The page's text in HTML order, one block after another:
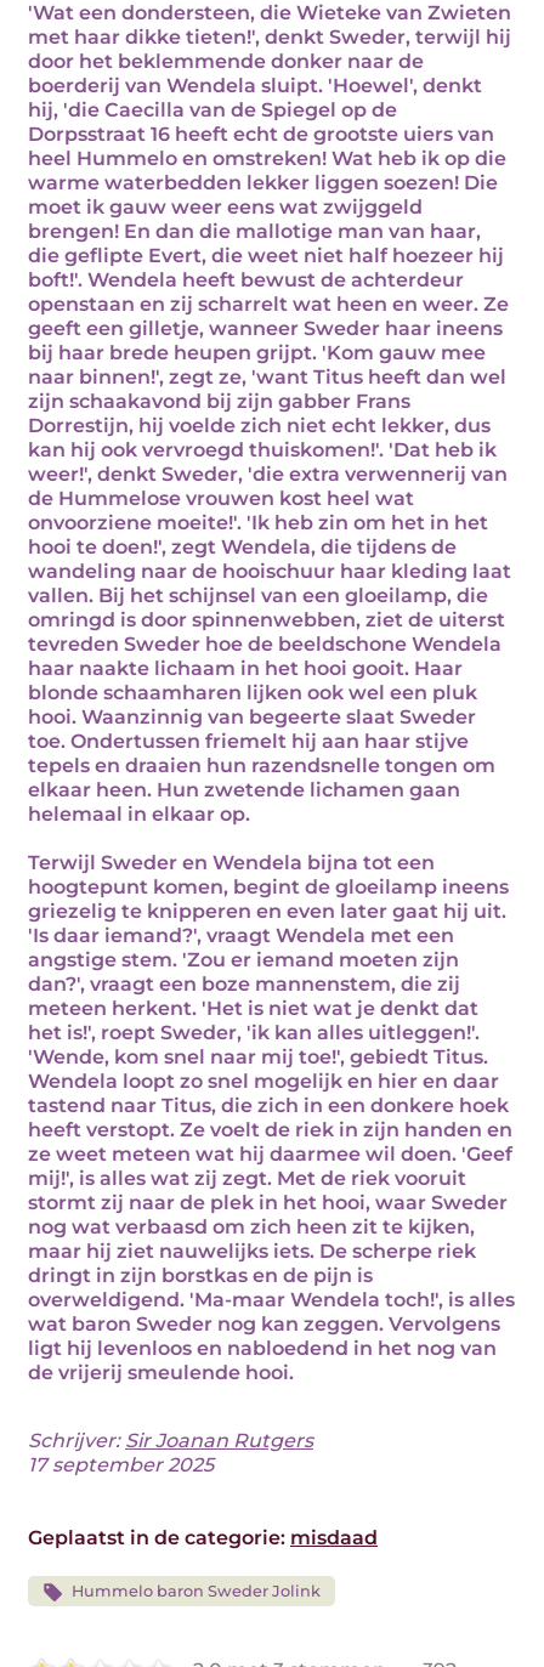
'Wat een dondersteen, die Wieteke van Zwieten
met haar dikke tieten!', denkt Sweder, terwijl hij
door het beklemmende donker naar de
boerderij van Wendela sluipt. 'Hoewel', denkt
hij, 'die Caecilla van de Spiegel op de
Dorpsstraat 16 heeft echt de grootste uiers van
heel Hummelo en omstreken! Wat heb ik op die
warme waterbedden lekker liggen soezen! Die
moet ik gauw weer eens wat zwijggeld
brengen! En dan die mallotige man van haar,
die geflipte Evert, die weet niet half hoezeer hij
boft!'. Wendela heeft bewust de achterdeur
openstaan en zij scharrelt wat heen en weer. Ze
geeft een gilletje, wanneer Sweder haar ineens
bij haar brede heupen grijpt. 'Kom gauw mee
naar binnen!', zegt ze, 'want Titus heeft dan wel
zijn schaakavond bij zijn gabber Frans
Dorrestijn, hij voelde zich niet echt lekker, dus
kan hij ook vervroegd thuiskomen!'. 'Dat heb ik
weer!', denkt Sweder, 'die extra verwennerij van
de Hummelose vrouwen kost heel wat
onvoorziene moeite!'. 'Ik heb zin om het in het
hooi te doen!', zegt Wendela, die tijdens de
wandeling naar de hooischuur haar kleding laat
vallen. Bij het schijnsel van een gloeilamp, die
omringd is door spinnenwebben, ziet de uiterst
tevreden Sweder hoe de beeldschone Wendela
haar naakte lichaam in het hooi gooit. Haar
blonde schaamharen lijken ook wel een pluk
hooi. Waanzinnig van begeerte slaat Sweder
toe. Ondertussen friemelt hij aan haar stijve
tepels en draaien hun razendsnelle tongen om
elkaar heen. Hun zwetende lichamen gaan
helemaal in elkaar op.
Terwijl Sweder en Wendela bijna tot een
hoogtepunt komen, begint de gloeilamp ineens
griezelig te knipperen en even later gaat hij uit.
'Is daar iemand?', vraagt Wendela met een
angstige stem. 'Zou er iemand moeten zijn
dan?', vraagt een boze mannenstem, die zij
meteen herkent. 'Het is niet wat je denkt dat
het is!', roept Sweder, 'ik kan alles uitleggen!'.
'Wende, kom snel naar mij toe!', gebiedt Titus.
Wendela loopt zo snel mogelijk en hier en daar
tastend naar Titus, die zich in een donkere hoek
heeft verstopt. Ze voelt de riek in zijn handen en
ze weet meteen wat hij daarmee wil doen. 'Geef
mij!', is alles wat zij zegt. Met de riek vooruit
stormt zij naar de plek in het hooi, waar Sweder
nog wat verbaasd om zich heen zit te kijken,
maar hij ziet nauwelijks iets. De scherpe riek
dringt in zijn borstkas en de pijn is
overweldigend. 'Ma-maar Wendela toch!', is alles
wat baron Sweder nog kan zeggen. Vervolgens
ligt hij levenloos en nabloedend in het nog van
de vrijerij smeulende hooi.
Schrijver: Sir Joanan Rutgers
17 september 2025
Geplaatst in de categorie: misdaad
Hummelo baron Sweder Jolink